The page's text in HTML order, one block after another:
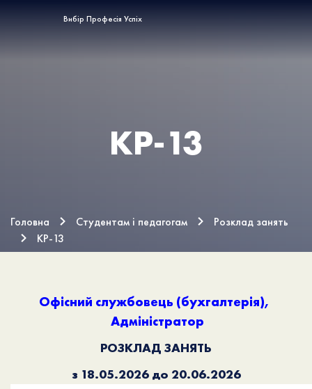
Вибір Професія Успіх
КР-13
Головна Студентам і педагогам
Розклад занять
КР-13
Офісний службовець (бухгалтерія),
Адміністратор
РОЗКЛАД ЗАНЯТЬ
з 18.05.2026 до 20.06.2026